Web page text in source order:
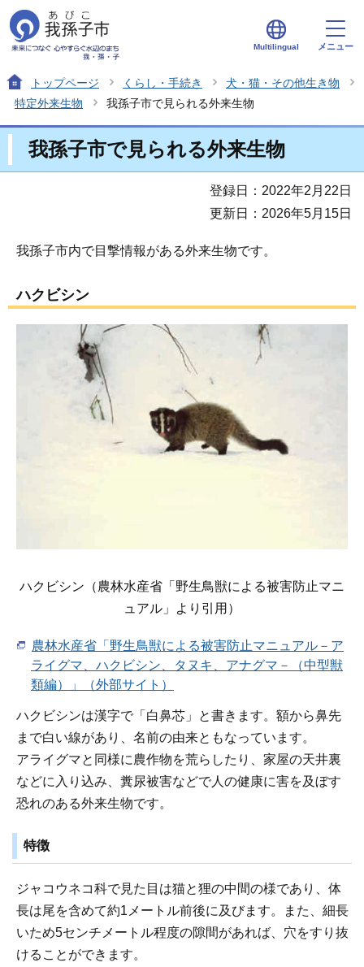
Multilingual メニュー
トップページ くらし・手続き
犬・猫・その他生き物
特定外来生物
我孫子市で見られる外来生物
我孫子市で見られる外来生物
登録日：2022年2月22日
更新日：2026年5月15日
我孫子市内で目撃情報がある外来生物です。
ハクビシン
ハクビシン（農林水産省「野生鳥獣による被害防止マニ
ュアル」より引用）
農林水産省「野生鳥獣による被害防止マニュアル－ア
ライグマ、ハクビシン、タヌキ、アナグマ－（中型獣
類編）」（外部サイト）
ハクビシンは漢字で「白鼻芯」と書きます。額から鼻先
まで白い線があり、名前の由来ともなっています。
アライグマと同様に農作物を荒らしたり、家屋の天井裏
などに入り込み、糞尿被害などで人の健康に害を及ぼす
恐れのある外来生物です。
特徴
ジャコウネコ科で見た目は猫と狸の中間の様であり、体
長は尾を含めて約1メートル前後に及びます。また、細長
いため5センチメートル程度の隙間があれば、穴をすり抜
けることができます。